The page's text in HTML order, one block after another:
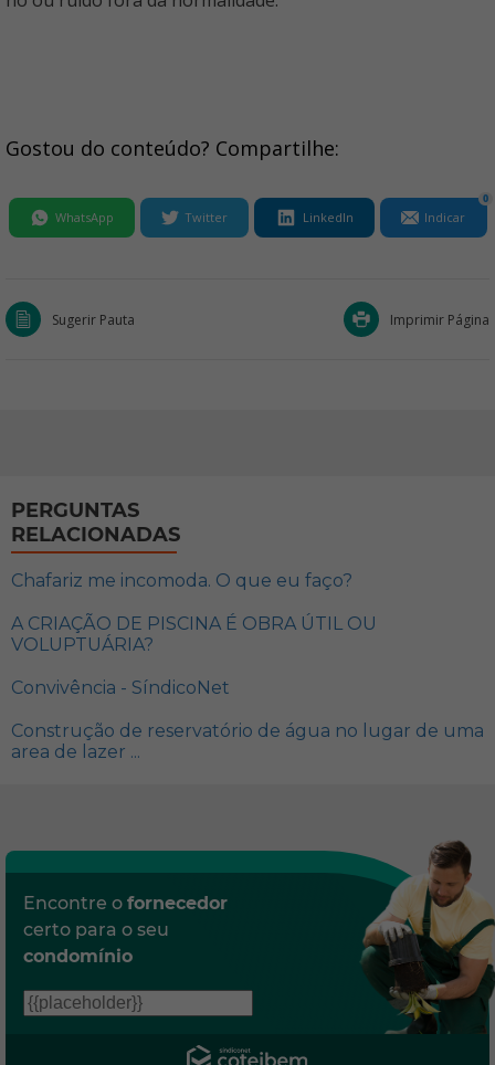
Gostou do conteúdo? Compartilhe:
WhatsApp Twitter LinkedIn Indicar
0
Sugerir Pauta Imprimir Página
PERGUNTAS
RELACIONADAS
Chafariz me incomoda. O que eu faço?
A CRIAÇÃO DE PISCINA É OBRA ÚTIL OU
VOLUPTUÁRIA?
Convivência - SíndicoNet
Construção de reservatório de água no lugar de uma
area de lazer ...
Encontre o fornecedor
certo para o seu
condomínio